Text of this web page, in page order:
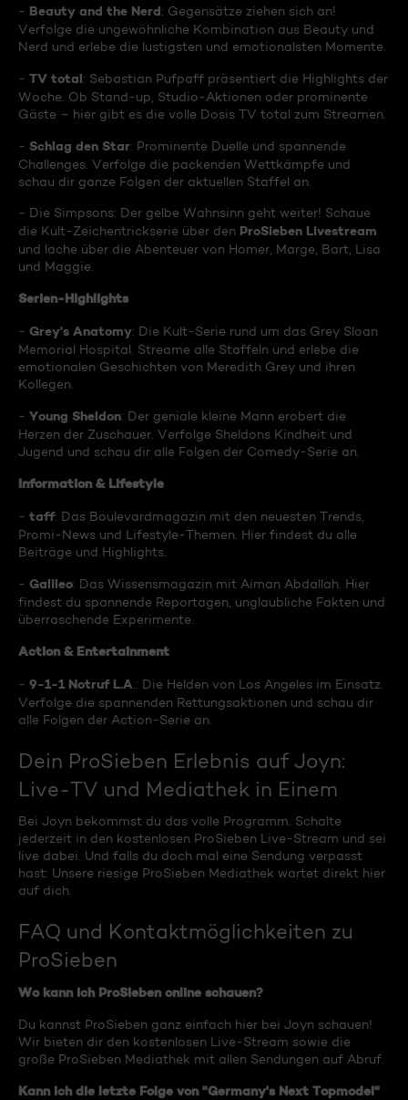
- Beauty and the Nerd: Gegensätze ziehen sich an!
Verfolge die ungewöhnliche Kombination aus Beauty und
Nerd und erlebe die lustigsten und emotionalsten Momente.
- TV total: Sebastian Pufpaff präsentiert die Highlights der
Woche. Ob Stand-up, Studio-Aktionen oder prominente
Gäste – hier gibt es die volle Dosis TV total zum Streamen.
- Schlag den Star: Prominente Duelle und spannende
Challenges. Verfolge die packenden Wettkämpfe und
schau dir ganze Folgen der aktuellen Staffel an.
- Die Simpsons: Der gelbe Wahnsinn geht weiter! Schaue
die Kult-Zeichentrickserie über den ProSieben Livestream
und lache über die Abenteuer von Homer, Marge, Bart, Lisa
und Maggie.
Serien-Highlights
- Grey's Anatomy: Die Kult-Serie rund um das Grey Sloan
Memorial Hospital. Streame alle Staffeln und erlebe die
emotionalen Geschichten von Meredith Grey und ihren
Kollegen.
- Young Sheldon: Der geniale kleine Mann erobert die
Herzen der Zuschauer. Verfolge Sheldons Kindheit und
Jugend und schau dir alle Folgen der Comedy-Serie an.
Information & Lifestyle
- taff: Das Boulevardmagazin mit den neuesten Trends,
Promi-News und Lifestyle-Themen. Hier findest du alle
Beiträge und Highlights.
- Galileo: Das Wissensmagazin mit Aiman Abdallah. Hier
findest du spannende Reportagen, unglaubliche Fakten und
überraschende Experimente.
Action & Entertainment
- 9-1-1 Notruf L.A .: Die Helden von Los Angeles im Einsatz.
Verfolge die spannenden Rettungsaktionen und schau dir
alle Folgen der Action-Serie an.
Dein ProSieben Erlebnis auf Joyn:
Live-TV und Mediathek in Einem
Bei Joyn bekommst du das volle Programm. Schalte
jederzeit in den kostenlosen ProSieben Live-Stream und sei
live dabei. Und falls du doch mal eine Sendung verpasst
hast: Unsere riesige ProSieben Mediathek wartet direkt hier
auf dich.
FAQ und Kontaktmöglichkeiten zu
ProSieben
Wo kann ich ProSieben online schauen?
Du kannst ProSieben ganz einfach hier bei Joyn schauen!
Wir bieten dir den kostenlosen Live-Stream sowie die
große ProSieben Mediathek mit allen Sendungen auf Abruf.
Kann ich die letzte Folge von "Germany's Next Topmodel"